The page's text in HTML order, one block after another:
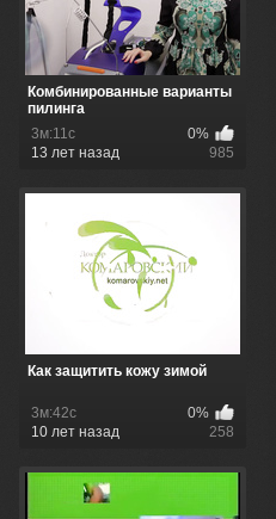
Комбинированные варианты
пилинга
3м:11с
0%
13 лет назад
985
Как защитить кожу зимой
3м:42с
0%
10 лет назад
258